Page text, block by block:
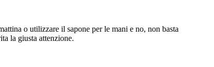
o utilizzare il sapone per le mani e no, non basta
la giusta attenzione.